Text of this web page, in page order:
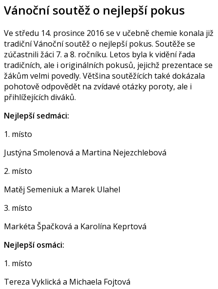
Vánoční soutěž o nejlepší pokus
Ve středu 14. prosince 2016 se v učebně chemie konala již
tradiční Vánoční soutěž o nejlepší pokus. Soutěže se
zúčastnili žáci 7. a 8. ročníku. Letos byla k vidění řada
tradičních, ale i originálních pokusů, jejichž prezentace se
žákům velmi povedly. Většina soutěžících také dokázala
pohotově odpovědět na zvídavé otázky poroty, ale i
přihlížejících diváků.
Nejlepší sedmáci:
1. místo
Justýna Smolenová a Martina Nejezchlebová
2. místo
Matěj Semeniuk a Marek Ulahel
3. místo
Markéta Špačková a Karolína Keprtová
Nejlepší osmáci:
1. místo
Tereza Vyklická a Michaela Fojtová